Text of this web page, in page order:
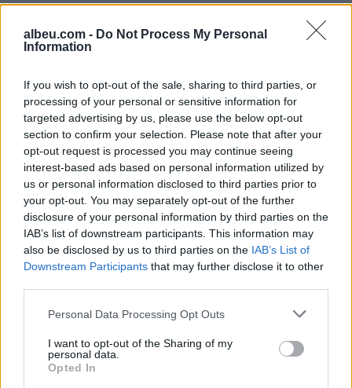
albeu.com - Do Not Process My Personal
Information
If you wish to opt-out of the sale, sharing to third parties, or
processing of your personal or sensitive information for
targeted advertising by us, please use the below opt-out
section to confirm your selection. Please note that after your
opt-out request is processed you may continue seeing
interest-based ads based on personal information utilized by
us or personal information disclosed to third parties prior to
your opt-out. You may separately opt-out of the further
disclosure of your personal information by third parties on the
IAB’s list of downstream participants. This information may
also be disclosed by us to third parties on the IAB’s List of
Downstream Participants that may further disclose it to other
Personal Data Processing Opt Outs
I want to opt-out of the Sharing of my
personal data.
Opted In
Shtuarmë 17.02.2022 09:37
Tags:
big brother , donaldi , fituesi ,
ish
kunati
, Jonida Maliqi
Vëllezërit Prifti
kundërshtojnë kufirin për
Pse Selin Bollati nuk u